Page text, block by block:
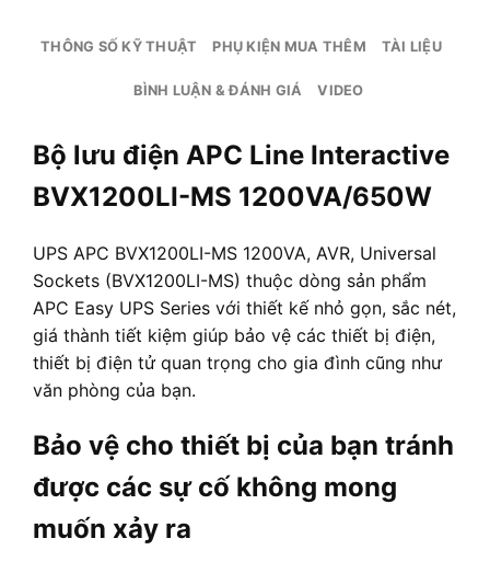
THÔNG SỐ KỸ THUẬT PHỤ KIỆN MUA THÊM TÀI LIỆU
BÌNH LUẬN & ĐÁNH GIÁ VIDEO
Bộ lưu điện APC Line Interactive
BVX1200LI-MS 1200VA/650W
UPS APC BVX1200LI-MS 1200VA, AVR, Universal
Sockets (BVX1200LI-MS) thuộc dòng sản phẩm
APC Easy UPS Series với thiết kế nhỏ gọn, sắc nét,
giá thành tiết kiệm giúp bảo vệ các thiết bị điện,
thiết bị điện tử quan trọng cho gia đình cũng như
văn phòng của bạn.
Bảo vệ cho thiết bị của bạn tránh
được các sự cố không mong
muốn xảy ra